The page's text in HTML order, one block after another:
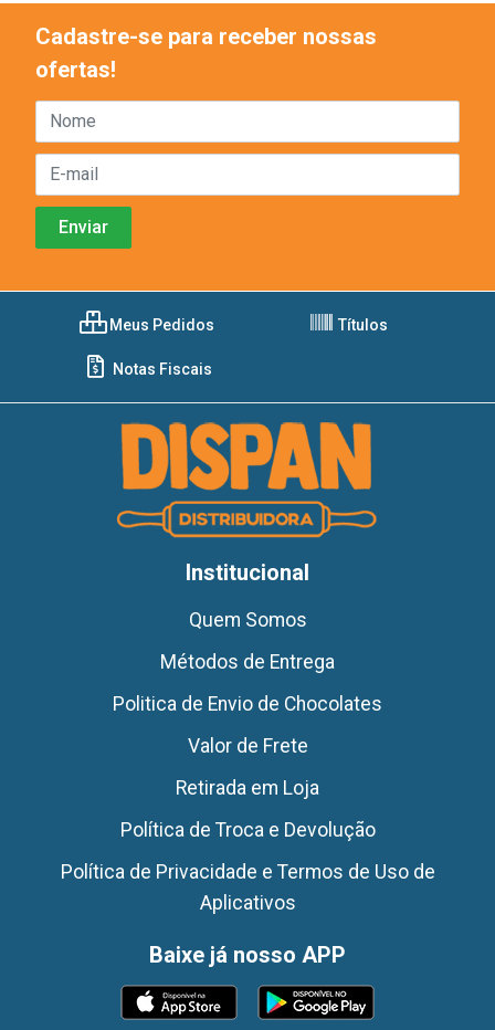
Cadastre-se para receber nossas
ofertas!
Meus Pedidos Títulos
Notas Fiscais
Institucional
Quem Somos
Métodos de Entrega
Politica de Envio de Chocolates
Valor de Frete
Retirada em Loja
Política de Troca e Devolução
Política de Privacidade e Termos de Uso de
Aplicativos
Baixe já nosso APP